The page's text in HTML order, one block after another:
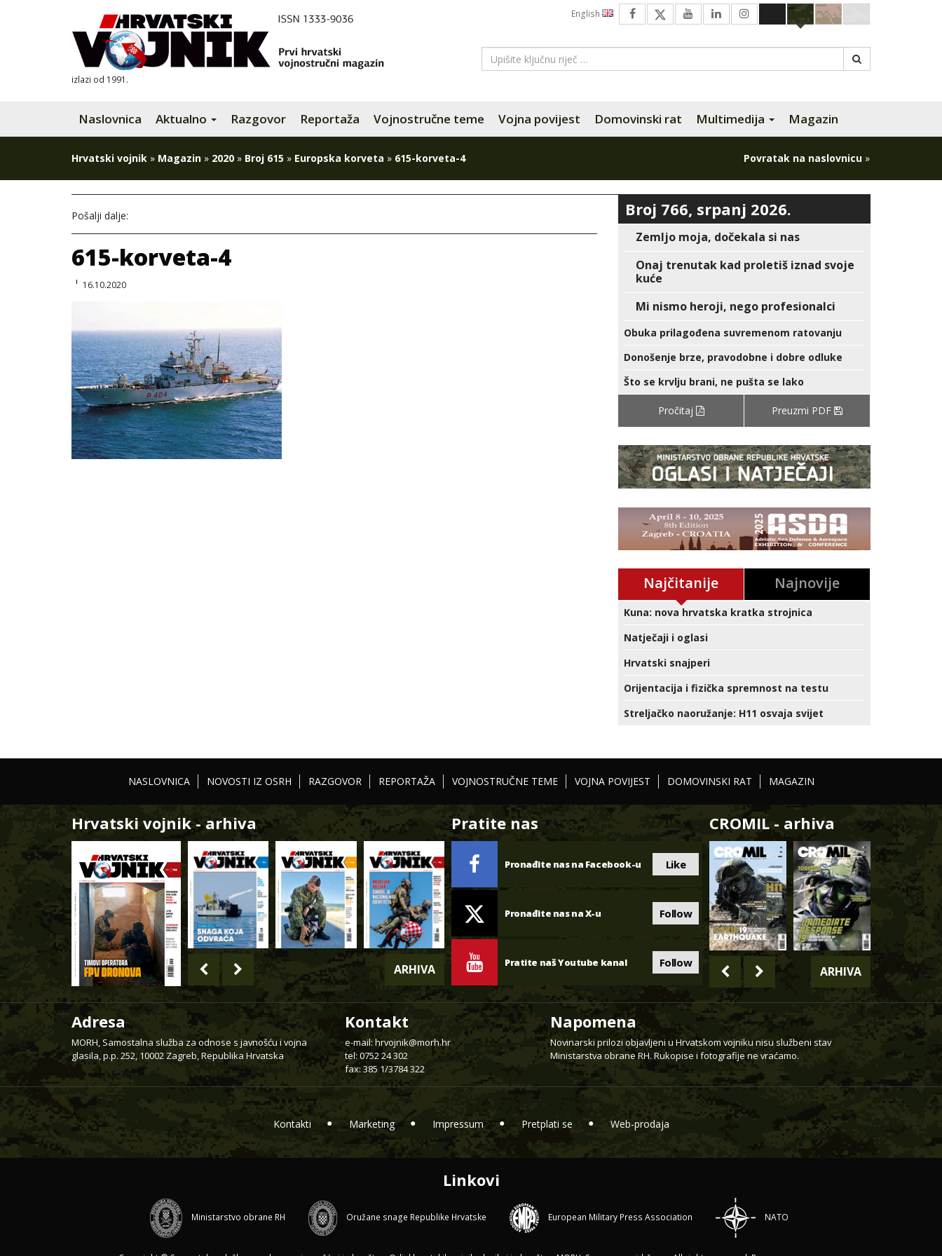
izlazi od 1991.
English
Naslovnica Aktualno Razgovor Reportaža Vojnostručne teme Vojna povijest Domovinski rat Multimedija Magazin
Hrvatski vojnik » Magazin » 2020 » Broj 615 » Europska korveta » 615-korveta-4 Povratak na naslovnicu »
Pošalji dalje:
615-korveta-4
16.10.2020
Broj 766, srpanj 2026.
Zemljo moja, dočekala si nas
Onaj trenutak kad proletiš iznad svoje
kuće
Mi nismo heroji, nego profesionalci
Obuka prilagođena suvremenom ratovanju
Donošenje brze, pravodobne i dobre odluke
Što se krvlju brani, ne pušta se lako
Pročitaj Preuzmi PDF
Najčitanije Najnovije
Kuna: nova hrvatska kratka strojnica
Natječaji i oglasi
Hrvatski snajperi
Orijentacija i fizička spremnost na testu
Streljačko naoružanje: H11 osvaja svijet
NASLOVNICA NOVOSTI IZ OSRH RAZGOVOR REPORTAŽA VOJNOSTRUČNE TEME VOJNA POVIJEST DOMOVINSKI RAT MAGAZIN
Hrvatski vojnik - arhiva
ARHIVA
Pratite nas
Pronađite nas na Facebook-u Like
Pronađite nas na X-u Follow
Pratite naš Youtube kanal Follow
CROMIL - arhiva
ARHIVA
Adresa
MORH, Samostalna služba za odnose s javnošću i vojna
glasila, p.p. 252, 10002 Zagreb, Republika Hrvatska
Kontakt
e-mail: hrvojnik@morh.hr
tel: 0752 24 302
fax: 385 1/3784 322
Napomena
Novinarski prilozi objavljeni u Hrvatskom vojniku nisu službeni stav
Ministarstva obrane RH. Rukopise i fotografije ne vraćamo.
Kontakti Marketing Impressum Pretplati se Web-prodaja
Linkovi
Ministarstvo obrane RH Oružane snage Republike Hrvatske European Military Press Association NATO